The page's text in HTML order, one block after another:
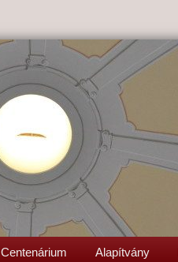
Centenárium Alapítvány